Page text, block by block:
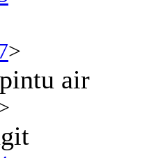
>
air